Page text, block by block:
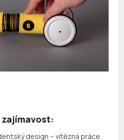
design – vítězná práce